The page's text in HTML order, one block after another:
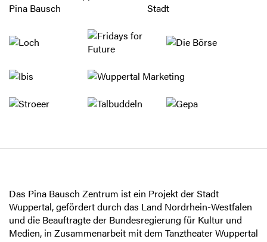
Das Pina Bausch Zentrum ist ein Projekt der Stadt
Wuppertal, gefördert durch das Land Nordrhein-Westfalen
und die Beauftragte der Bundesregierung für Kultur und
Medien, in Zusammenarbeit mit dem Tanztheater Wuppertal